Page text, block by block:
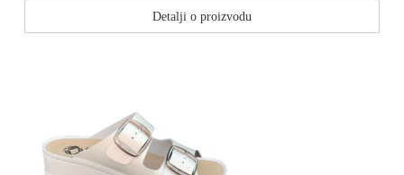
Detalji o proizvodu